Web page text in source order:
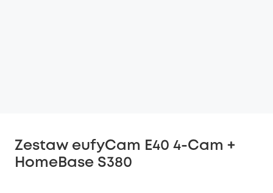
Zestaw eufyCam E40 4-Cam +
HomeBase S380